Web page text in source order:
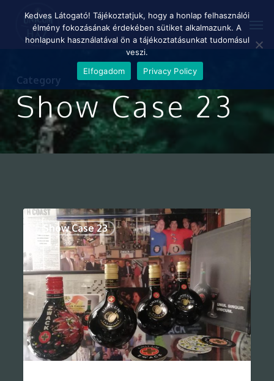
Category
Show Case 23
Show Case 23
0
Kedves Látogató! Tájékoztatjuk, hogy a honlap felhasználói
élmény fokozásának érdekében sütiket alkalmazunk. A
honlapunk használatával ön a tájékoztatásunkat tudomásul
veszi.
Elfogadom
Privacy Policy